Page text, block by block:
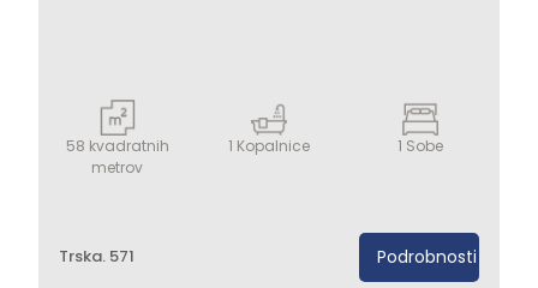
58 kvadratnih
metrov
1 Kopalnice 1 Sobe
Trska. 571 Podrobnosti
Novogradnja